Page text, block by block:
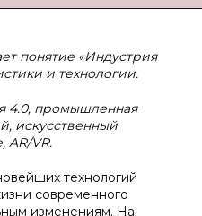
понятие «Индустрия
и технологии.
4.0, промышленная
искусственный
AR/VR.
технологий
современного
изменениям. На